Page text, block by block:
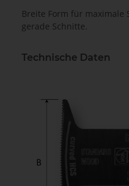
Breite Form für
gerade Schnitte.
Technische Daten